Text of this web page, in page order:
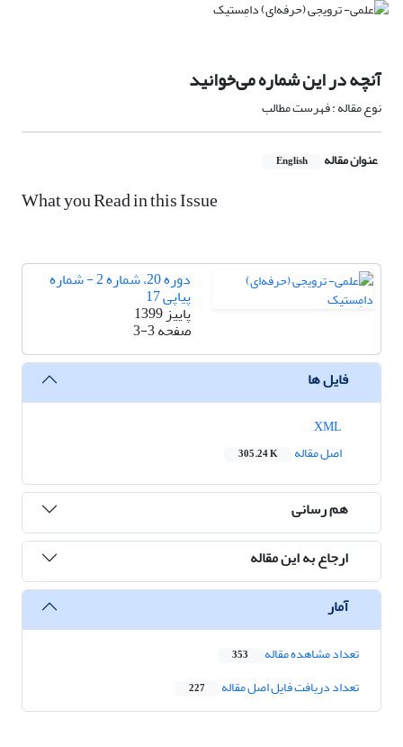
آنچه در این شماره می‌خوانید
نوع مقاله : فهرست مطالب
عنوان مقاله English
What you Read in this Issue
دوره 20، شماره 2 - شماره
پیاپی 17
پاییز 1399
صفحه3-3
فایل ها
اصل مقاله
305.24 K
هم رسانی
ارجاع به این مقاله
آمار
تعداد مشاهده مقاله 353
تعداد دریافت فایل اصل مقاله 227